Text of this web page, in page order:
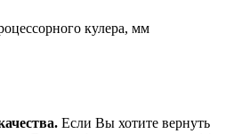
кулера, мм
Если Вы хотите вернуть